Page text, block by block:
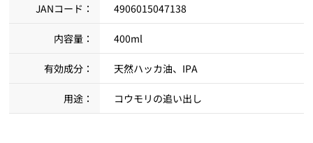
JANコード： 4906015047138
内容量： 400ml
有効成分： 天然ハッカ油、IPA
用途： コウモリの追い出し